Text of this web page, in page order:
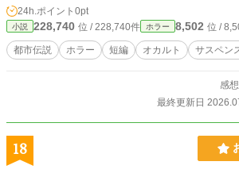
24h.ポイント 0pt
小説 228,740 位 / 228,740件 ホラー 8,502 位 /
都市伝説 ホラー 短編 オカルト サスペン
感
最終更新日
18